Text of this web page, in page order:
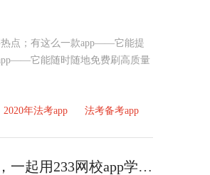
点；有这么一款app——它能提
它能随时随地免费刷高质量
2020年法考app 法考备考app
春节假期延长，法考考试时间不会变！疫情宅家，一起用233网校app学习！